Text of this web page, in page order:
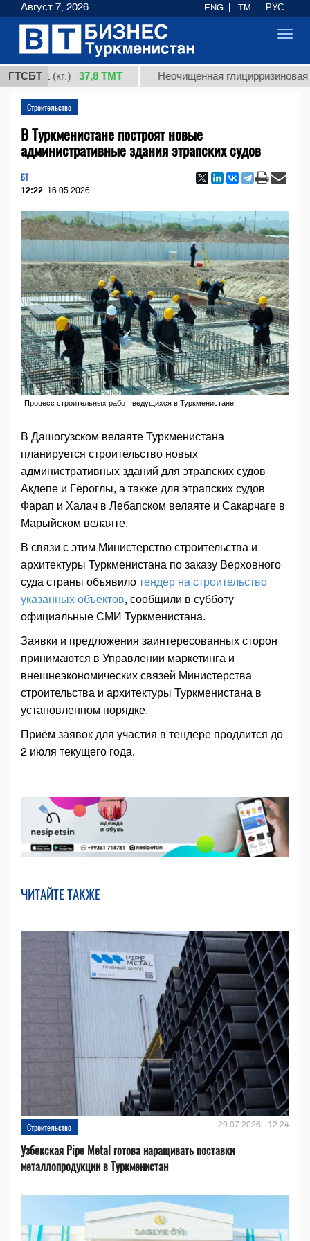
ГТСБТ
1 (кг.) 37,8 ТМТ Неочищенная глицирризиновая
Строительство
В Туркменистане построят новые
административные здания этрапских судов
БТ
12:22 16.05.2026
Процесс строительных работ, ведущихся в Туркменистане.
В Дашогузском велаяте Туркменистана
планируется строительство новых
административных зданий для этрапских судов
Акдепе и Гёроглы, а также для этрапских судов
Фарап и Халач в Лебапском велаяте и Сакарчаге в
Марыйском велаяте.
В связи с этим Министерство строительства и
архитектуры Туркменистана по заказу Верховного
суда страны объявило тендер на строительство
указанных объектов, сообщили в субботу
официальные СМИ Туркменистана.
Заявки и предложения заинтересованных сторон
принимаются в Управлении маркетинга и
внешнеэкономических связей Министерства
строительства и архитектуры Туркменистана в
установленном порядке.
Приём заявок для участия в тендере продлится до
2 июля текущего года.
ЧИТАЙТЕ ТАКЖЕ
Строительство 29.07.2026 - 12:24
Узбекская Pipe Metal готова наращивать поставки
металлопродукции в Туркменистан
Август 7, 2026 ENG TM РУС